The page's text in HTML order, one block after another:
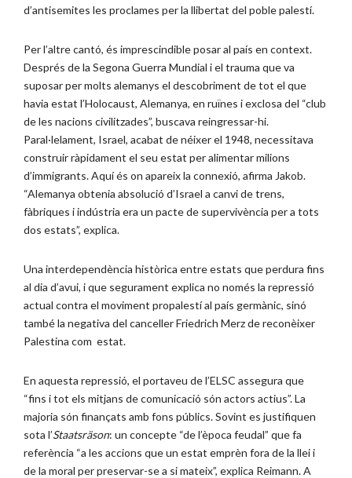
d’antisemites les proclames per la llibertat del poble palestí.
Per l’altre cantó, és imprescindible posar al país en context.
Després de la Segona Guerra Mundial i el trauma que va
suposar per molts alemanys el descobriment de tot el que
havia estat l’Holocaust, Alemanya, en ruïnes i exclosa del “club
de les nacions civilitzades”, buscava reingressar-hi.
Paral·lelament, Israel, acabat de néixer el 1948, necessitava
construir ràpidament el seu estat per alimentar milions
d’immigrants. Aquí és on apareix la connexió, afirma Jakob.
“Alemanya obtenia absolució d’Israel a canvi de trens,
fàbriques i indústria era un pacte de supervivència per a tots
dos estats”, explica.
Una interdependència històrica entre estats que perdura fins
al dia d’avui, i que segurament explica no només la repressió
actual contra el moviment propalestí al país germànic, sinó
també la negativa del canceller Friedrich Merz de reconèixer
Palestina com estat.
En aquesta repressió, el portaveu de l’ELSC assegura que
“fins i tot els mitjans de comunicació són actors actius”. La
majoria són finançats amb fons públics. Sovint es justifiquen
sota l’Staatsräson: un concepte “de l’època feudal” que fa
referència “a les accions que un estat emprèn fora de la llei i
de la moral per preservar-se a si mateix”, explica Reimann. A